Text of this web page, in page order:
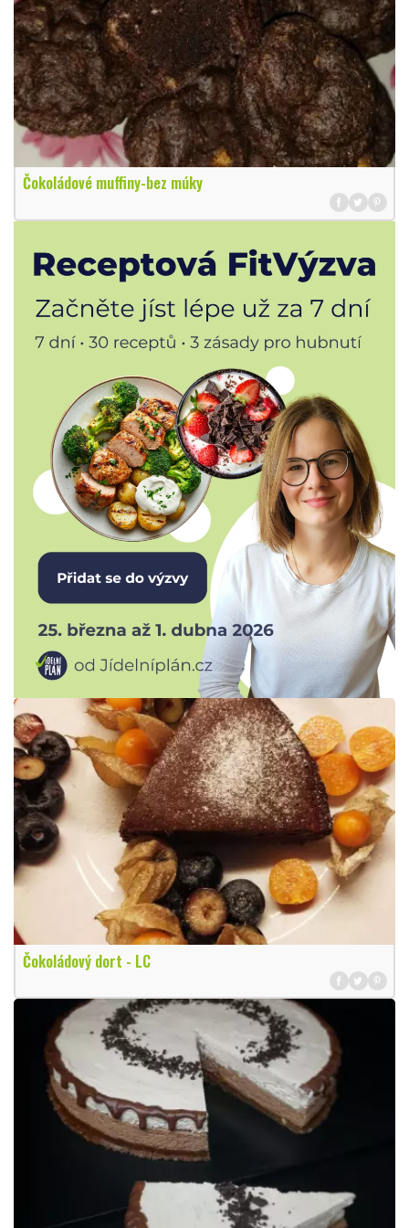
Čokoládové muffiny-bez múky
Čokoládový dort - LC